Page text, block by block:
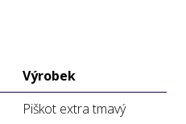
Výrobek
Piškot extra tmavý